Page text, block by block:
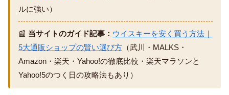
ルに強い）
📰 当サイトのガイド記事： ウイスキーを安く買う方法｜
5大通販ショップの賢い選び方 （武川・MALKS・
Amazon・楽天・Yahoo!の徹底比較・楽天マラソンと
Yahoo!5のつく日の攻略法もあり）